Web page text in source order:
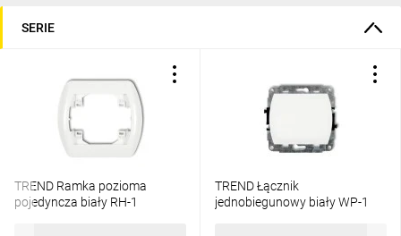
SERIE
TREND Ramka pozioma
pojedyncza biały RH-1
TREND Łącznik
jednobiegunowy biały WP-1